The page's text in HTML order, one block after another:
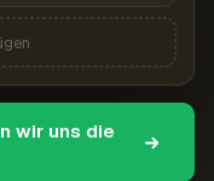
wir uns die